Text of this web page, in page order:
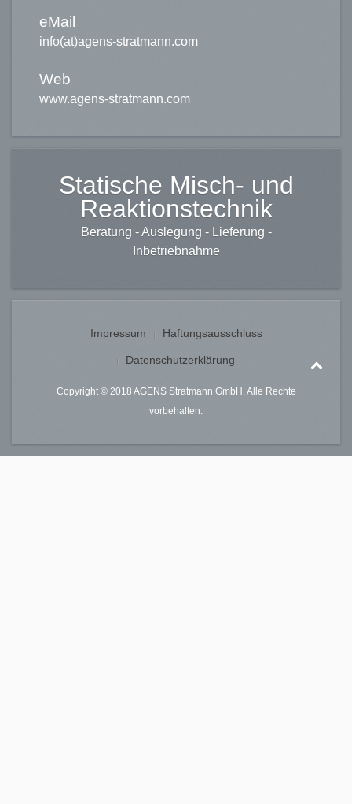
eMail
info(at)agens-stratmann.com
Web
www.agens-stratmann.com
Statische Misch- und
Reaktionstechnik
Beratung - Auslegung - Lieferung -
Inbetriebnahme
Impressum Haftungsausschluss
Datenschutzerklärung
Copyright © 2018 AGENS Stratmann GmbH. Alle Rechte
vorbehalten.